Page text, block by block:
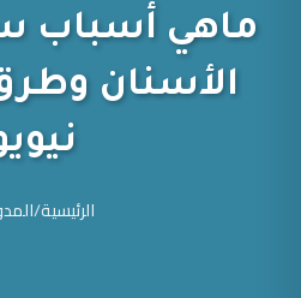
ماهي أسباب
الأسنان
الرئيسية/